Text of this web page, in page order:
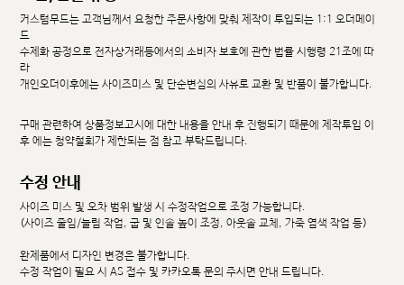
커스텀무드는 고객님께서 요청한 주문사항에 맞춰 제작이 투입되는 1:1 오더메이
드
수제화 공정으로 전자상거래등에서의 소비자 보호에 관한 법률 시행령 21조에 따
라
개인오더이후에는 사이즈미스 및 단순변심의 사유로 교환 및 반품이 불가합니다.
구매 관련하여 상품정보고시에 대한 내용을 안내 후 진행되기 때문에 제작투입 이
후 에는 청약철회가 제한되는 점 참고 부탁드립니다.
수정 안내
사이즈 미스 및 오차 범위 발생 시 수정작업으로 조정 가능합니다.
(사이즈 줄임/늘림 작업, 굽 및 인솔 높이 조정, 아웃솔 교체, 가죽 염색 작업 등)
완제품에서 디자인 변경은 불가합니다.
수정 작업이 필요 시 AS 접수 및 카카오톡 문의 주시면 안내 드립니다.